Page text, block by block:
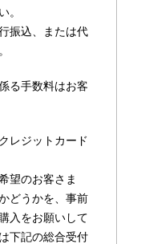
。
振込、または代
る手数料はお客
レジットカード
望のお客さま
どうかを、事前
入をお願いして
下記の総合受付